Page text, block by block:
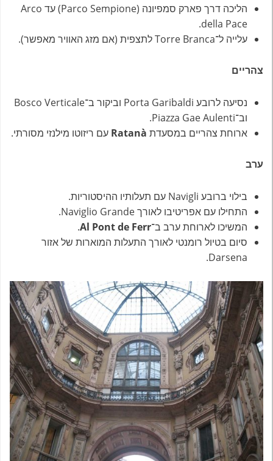
הליכה דרך פארק סמפיונה (Parco Sempione) עד Arco
della Pace.
עלייה ל־Torre Branca לתצפית (אם מזג האוויר מאפשר).
צהריים
נסיעה לרובע Porta Garibaldi וביקור ב־Bosco Verticale
וב־Piazza Gae Aulenti.
ארוחת צהריים במסעדת Ratanà עם ריזוטו מילנזי מסורתי.
ערב
בילוי ברובע Navigli עם תעלותיו ההיסטוריות.
התחילו עם אפריטיבו לאורך Naviglio Grande.
המשיכו לארוחת ערב ב־Al Pont de Ferr
.
סיום בטיול רומנטי לאורך התעלות המוארות של אזור
Darsena.